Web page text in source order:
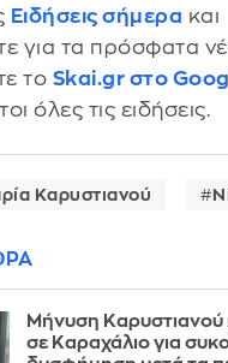
Ειδήσεις σήμερα και
για τα πρόσφατα
το Skai.gr στο
όλες τις ειδήσεις.
Καρυστιανού
Μήνυση Καρυστιανού
σε Καραχάλιο για